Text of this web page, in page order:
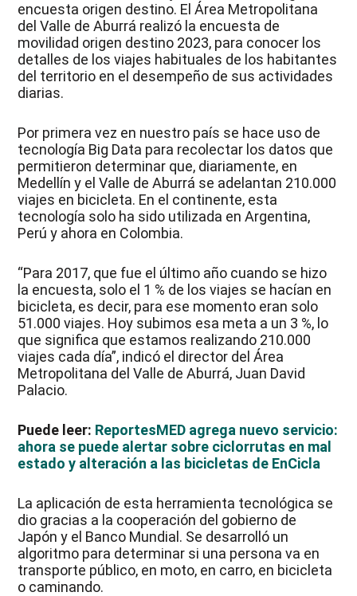
encuesta origen destino. El Área Metropolitana
del Valle de Aburrá realizó la encuesta de
movilidad origen destino 2023, para conocer los
detalles de los viajes habituales de los habitantes
del territorio en el desempeño de sus actividades
diarias.
Por primera vez en nuestro país se hace uso de
tecnología Big Data para recolectar los datos que
permitieron determinar que, diariamente, en
Medellín y el Valle de Aburrá se adelantan 210.000
viajes en bicicleta. En el continente, esta
tecnología solo ha sido utilizada en Argentina,
Perú y ahora en Colombia.
“Para 2017, que fue el último año cuando se hizo
la encuesta, solo el 1 % de los viajes se hacían en
bicicleta, es decir, para ese momento eran solo
51.000 viajes. Hoy subimos esa meta a un 3 %, lo
que significa que estamos realizando 210.000
viajes cada día”, indicó el director del Área
Metropolitana del Valle de Aburrá, Juan David
Palacio.
Puede leer: ReportesMED agrega nuevo servicio:
ahora se puede alertar sobre ciclorrutas en mal
estado y alteración a las bicicletas de EnCicla
La aplicación de esta herramienta tecnológica se
dio gracias a la cooperación del gobierno de
Japón y el Banco Mundial. Se desarrolló un
algoritmo para determinar si una persona va en
transporte público, en moto, en carro, en bicicleta
o caminando.